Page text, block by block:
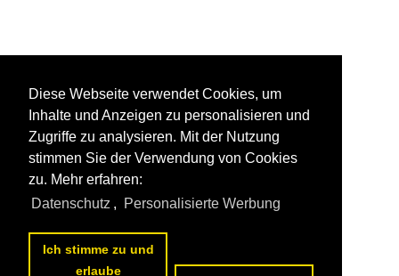
Diese Webseite verwendet Cookies, um
Inhalte und Anzeigen zu personalisieren und
Zugriffe zu analysieren. Mit der Nutzung
stimmen Sie der Verwendung von Cookies
zu. Mehr erfahren:
Datenschutz , Personalisierte Werbung
Ich stimme zu und
erlaube